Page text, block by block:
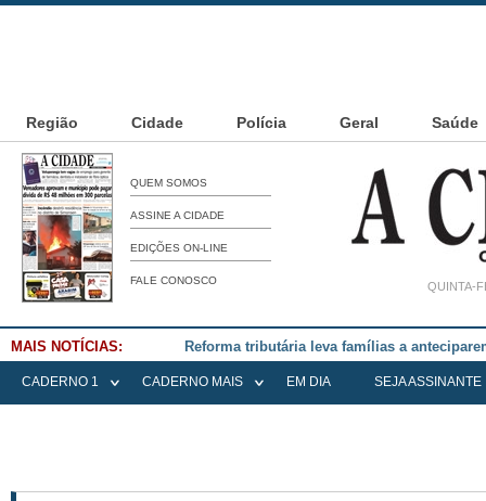
Região Cidade Polícia Geral Saúde
QUEM SOMOS
ASSINE A CIDADE
EDIÇÕES ON-LINE
FALE CONOSCO QUINTA-
MAIS NOTÍCIAS: Falece Elena Menoia Cesarin
CADERNO 1 CADERNO MAIS EM DIA SEJA ASSINANTE